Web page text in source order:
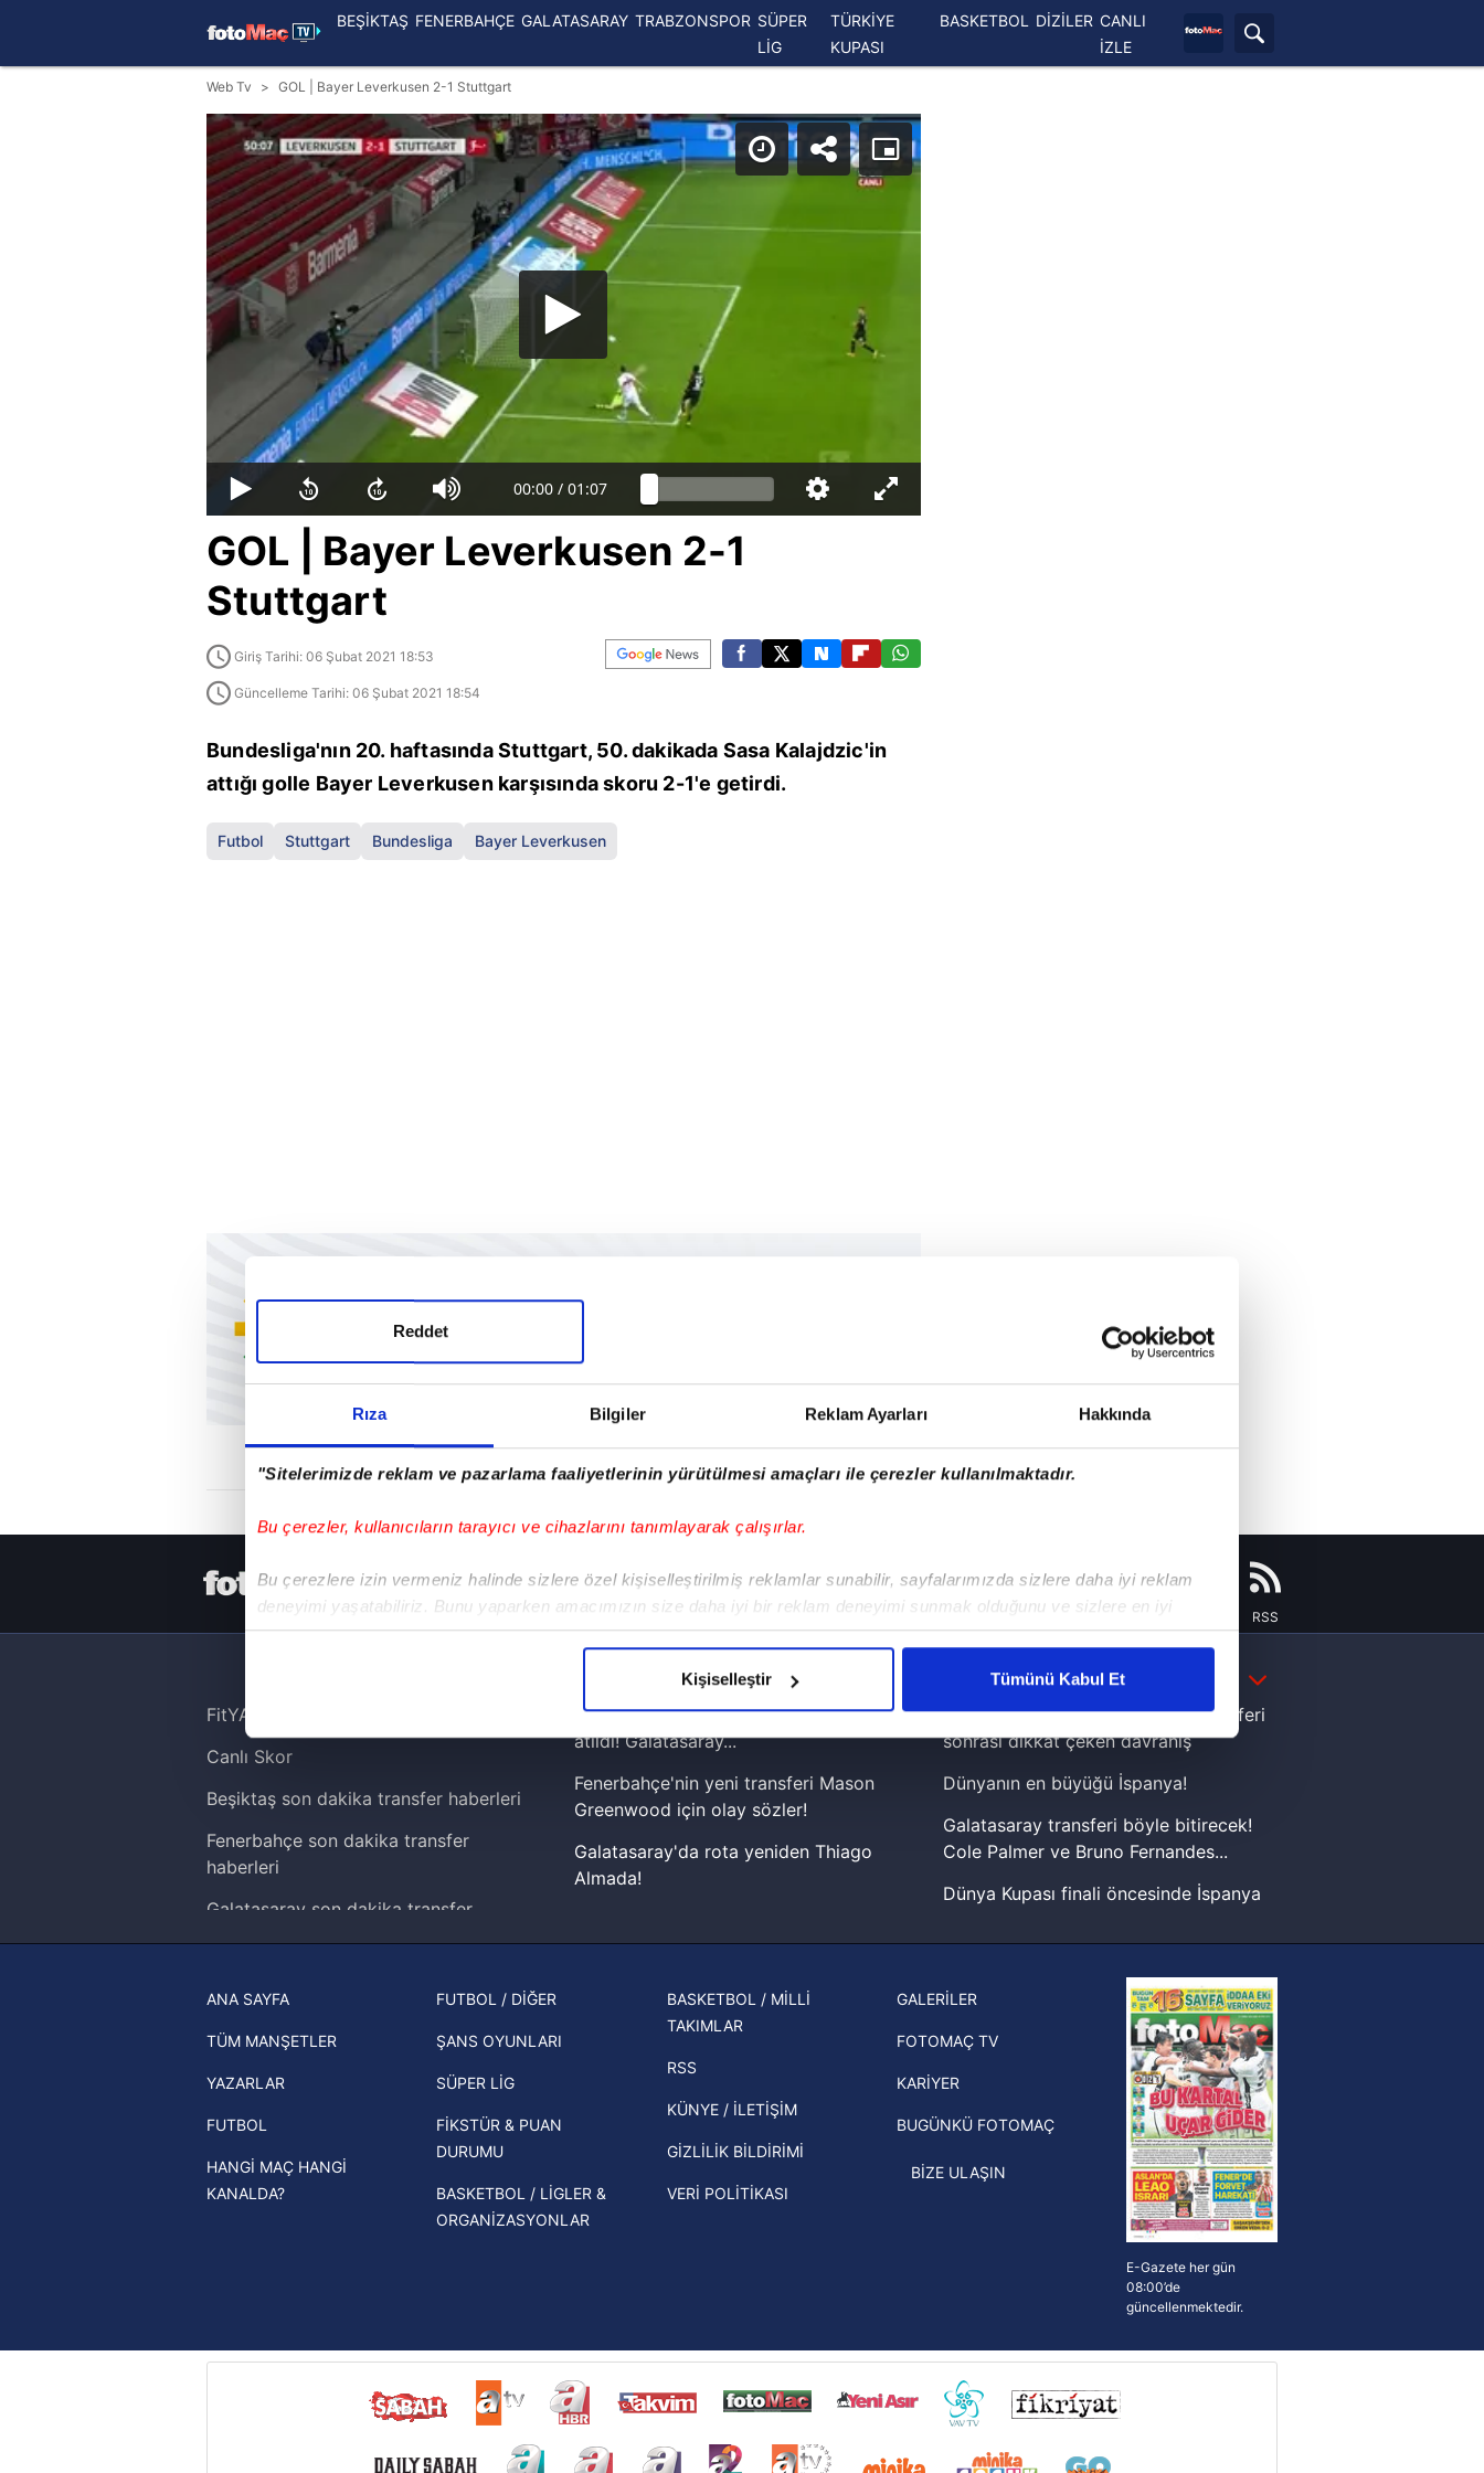
Rıza Bilgiler Reklam Ayarları Hakkında
"Sitelerimizde reklam ve pazarlama faaliyetlerinin yürütülmesi amaçları ile çerezler kullanılmaktadır.
Bu çerezler, kullanıcıların tarayıcı ve cihazlarını tanımlayarak çalışırlar.
Bu çerezlere izin vermeniz halinde sizlere özel kişiselleştirilmiş reklamlar sunabilir, sayfalarımızda sizlere daha iyi reklam
deneyimi yaşatabiliriz. Bunu yaparken amacımızın size daha iyi bir reklam deneyimi sunmak olduğunu ve sizlere en iyi
içerikleri sunabilmek adına elimizden gelen çabayı gösterdiğimizi ve bu noktada, reklamların maliyetlerimizi karşılamak
Her halükârda, kullanıcılar, bu çerezlere izin vermedikleri takdirde, kullanıcılara hedefli reklamlar gösterilmeyecektir."
Sizlere daha iyi bir hizmet sunabilmek için İnternet Sitemizde kendimize ve üçüncü kişilere ait çerezler kullanılmaktadır. Bu
çerezler vasıtasıyla çeşitli kişisel verileriniz işlenmekte olup gerekli olan çerezler bilgi toplumu hizmetlerinin sunulması
amacıyla kullanılmaktadır. Diğer çerezler, sitemizin daha işlevsel kılınması ve kişiselleştirilmesi ve sizlere yönelik
reklam/pazarlama faaliyetlerinin yapılması, amaçlarıyla sınırlı olarak açık rızanız dahilinde kullanılacaktır.
Çerezlere ilişkin tercihlerinizi aşağıda yer alan panel vasıtasıyla belirleyebilirsiniz. Çerezlere ilişkin detaylı bilgi için Ayarlar
6698 sayılı Kişisel Verilerin Korunması Kanunu uyarınca hazırlanmış Aydınlatma Metnimizi okumak ve sitemizde ilgili
mevzuata uygun olarak kullanılan çerezlerle ilgili bilgi almak için lütfentıklayınız
Reddet
Kişiselleştir Tümünü Kabul Et
BEŞİKTAŞ FENERBAHÇE GALATASARAY TRABZONSPOR SÜPER
LİG
TÜRKİYE
KUPASI
BASKETBOL DİZİLER CANLI
İZLE
Web Tv GOL | Bayer Leverkusen 2-1 Stuttgart
00:00 / 01:07
GOL | Bayer Leverkusen 2-1
Stuttgart
Giriş Tarihi: 06 Şubat 2021 18:53
Güncelleme Tarihi: 06 Şubat 2021 18:54
Bundesliga'nın 20. haftasında Stuttgart, 50. dakikada Sasa Kalajdzic'in
attığı golle Bayer Leverkusen karşısında skoru 2-1'e getirdi.
Futbol Stuttgart Bundesliga Bayer Leverkusen
HER YERDE!
RSS
DAHA FAZLA
FitYAŞA
Canlı Skor
Beşiktaş son dakika transfer haberleri
Fenerbahçe son dakika transfer
haberleri
Galatasaray son dakika transfer
haberleri
Trendyol Süper Lig haberleri
Ziraat Türkiye Kupası haberleri
UEFA Şampiyonlar Ligi haberleri
UEFA Avrupa Ligi haberleri
UEFA Konferans Ligi haberleri
Julio Enciso transferinde resmi adım
atıldı! Galatasaray...
Fenerbahçe'nin yeni transferi Mason
Greenwood için olay sözler!
Galatasaray'da rota yeniden Thiago
Almada!
muhtemel rakibi belli oldu! Gornik
İspanya-Arjantin finalinin ardından dış
Beşiktaş'ın UEFA Avrupa Ligi'nde 3. Ön
Eleme Turu muhtemel rakipleri belli
Lamine Yamal'dan Dünya Kupası zaferi
sonrası dikkat çeken davranış
Dünyanın en büyüğü İspanya!
Galatasaray transferi böyle bitirecek!
Cole Palmer ve Bruno Fernandes...
Dünya Kupası finali öncesinde İspanya
şampiyonluk yüzüğü verilecek
Hernan Crespo, Meksika Ligi
ekiplerinden Atlas'ın yeni teknik
direktörü oldu
ANA SAYFA
TÜM MANŞETLER
YAZARLAR
FUTBOL
HANGİ MAÇ HANGİ
KANALDA?
FUTBOL / DİĞER
ŞANS OYUNLARI
SÜPER LİG
FİKSTÜR & PUAN
DURUMU
BASKETBOL / LİGLER &
ORGANİZASYONLAR
BASKETBOL / MİLLİ
TAKIMLAR
RSS
KÜNYE / İLETİŞİM
GİZLİLİK BİLDİRİMİ
VERİ POLİTİKASI
GALERİLER
FOTOMAÇ TV
KARİYER
BUGÜNKÜ FOTOMAÇ
BİZE ULAŞIN
E-Gazete her gün
08:00’de
güncellenmektedir.